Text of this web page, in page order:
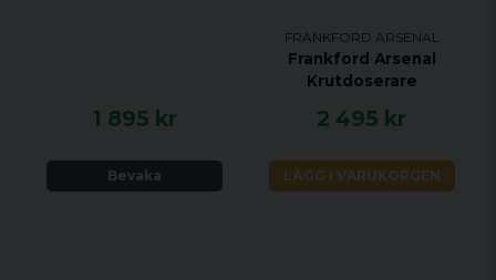
1 895 kr
Bevaka
FRANKFORD ARSENAL
Frankford Arsenal
Krutdoserare
2 495 kr
LÄGG I VARUKORGEN